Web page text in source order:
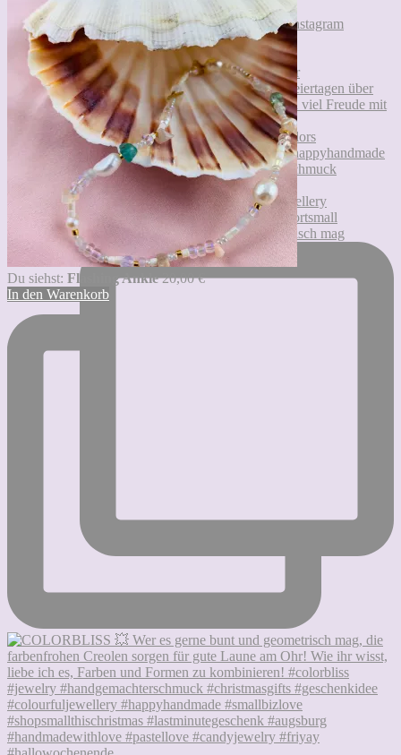
Ich freue mich immer, auch noch kurz vor den Feier
COLORBLISS 💥 Wer es gerne bunt und geometrisch mag
Du siehst: Flashing Ankle 20,00€
In den Warenkorb